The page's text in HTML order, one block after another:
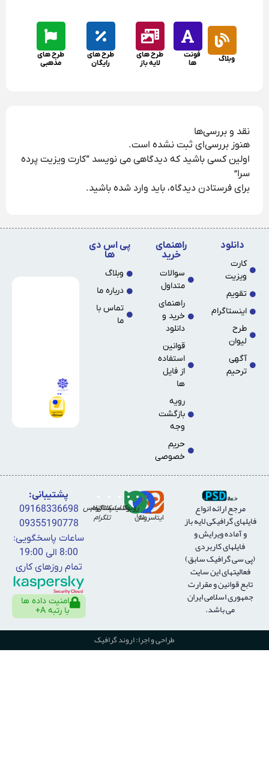
وبلاگ
فونت
ها
طرح های
لایه باز
طرح های
رایگان
طرح های
مذهبی
نقد و بررسی‌ها
هنوز بررسی‌ای ثبت نشده است.
اولین کسی باشید که دیدگاهی می نویسد “کارت ویزیت پرده
سرا”
برای فرستادن دیدگاه، باید وارد شده باشید.
دانلود
کارت
ویزیت
تقویم
اینستاگرام
طرح
لیوان
آگهی
ترحیم
راهنمای
خرید
سوالات
متداول
راهنمای
خرید و
دانلود
قوانین
استفاده
از فایل
ها
رویه
بازگشت
وجه
حریم
خصوصی
پی اس دی
ها
وبلاگ
درباره ما
تماس با
ما
مرجع ارائه انواع
فايلهای گرافيكی لايه باز
و آماده ويرايش و
فايلهای كاربردی
(پی سی گرافیک سابق)
فعالیتهای این سایت
تابع قوانین و مقرارت
جمهوری اسلامی ایران
می باشد.
ایتاسروش
بله!
روبیکاواتساپ
اینستاگرام
کانال
تلگرام
تماس
پشتیبانی:
09168336698
09355190778
ساعات پاسخگویی:
8:00 الی 19:00
تمام روزهای کاری
امنیت داده ها
با رتبه A+
طراحی و اجرا: اروند گرافیک